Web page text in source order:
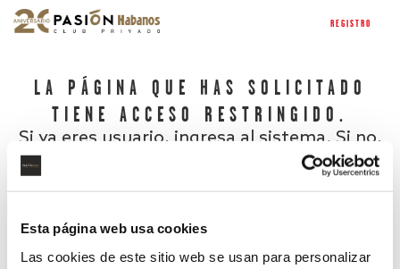
Esta página web usa cookies
Las cookies de este sitio web se usan para personalizar
REGISTRO
LA PÁGINA QUE HAS SOLICITADO
TIENE ACCESO RESTRINGIDO.
Si ya eres usuario, ingresa al sistema. Si no,